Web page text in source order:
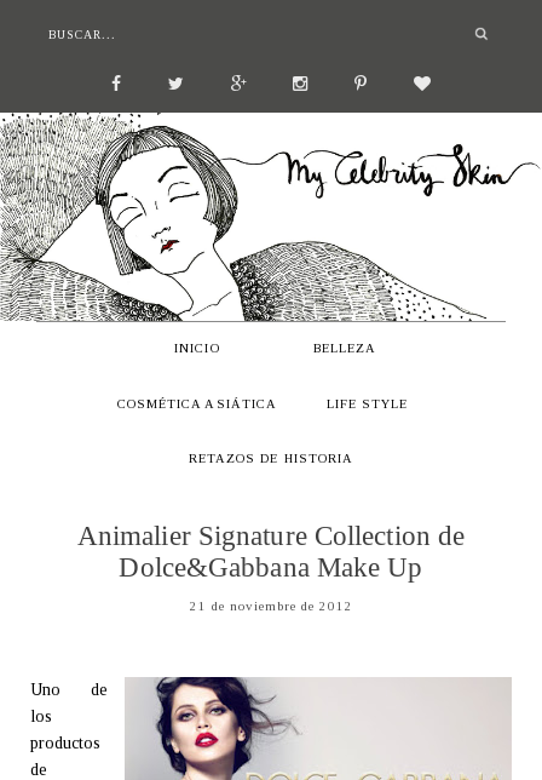
INICIO BELLEZA
COSMÉTICA ASIÁTICA LIFE STYLE
RETAZOS DE HISTORIA
Animalier Signature Collection de
Dolce&Gabbana Make Up
21 de noviembre de 2012
Uno de
los
productos
de